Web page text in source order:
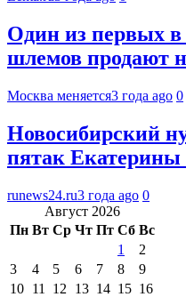
Один из первых
шлемов продают
Москва меняется3 года ago 0
Новосибирский
пятак Екатерины
runews24.ru3 года ago 0
Август 2026
Пн Вт Ср Чт Пт Сб Вс
1
2
3
4 5 6 7 8
9
10 11 12 13 14 15 16